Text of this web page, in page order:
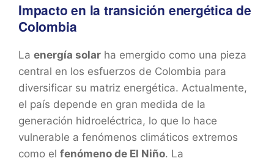
Impacto en la transición energética de
Colombia
La energía solar ha emergido como una pieza
central en los esfuerzos de Colombia para
diversificar su matriz energética. Actualmente,
el país depende en gran medida de la
generación hidroeléctrica, lo que lo hace
vulnerable a fenómenos climáticos extremos
como el fenómeno de El Niño. La